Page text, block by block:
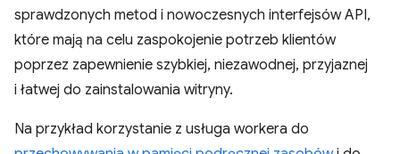
sprawdzonych metod i nowoczesnych interfejsów API,
które mają na celu zaspokojenie potrzeb klientów
poprzez zapewnienie szybkiej, niezawodnej, przyjaznej
i łatwej do zainstalowania witryny.
Na przykład korzystanie z usługa workera do